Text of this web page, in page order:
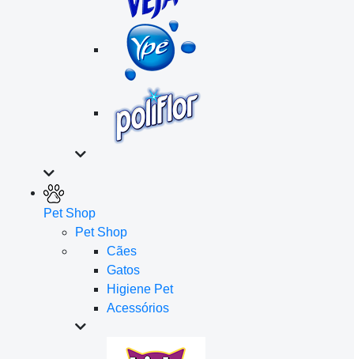
Pet Shop
Pet Shop
Cães
Gatos
Higiene Pet
Acessórios